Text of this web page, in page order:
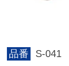
品番 S-041